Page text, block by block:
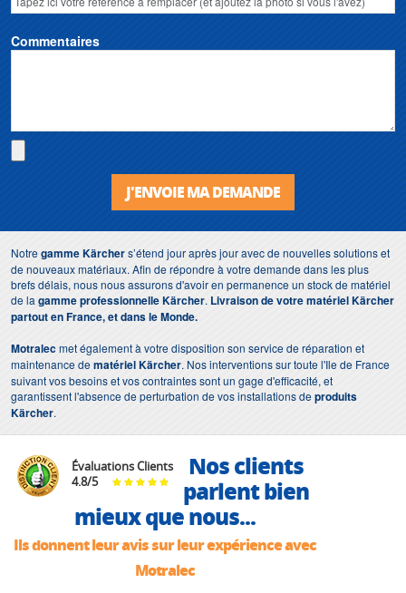
Commentaires
J'ENVOIE MA DEMANDE
Notregamme Kärchers’étend jour après jour avec de nouvelles solutions et
de nouveaux matériaux. Afin de répondre à votre demande dans les plus
brefs délais, nous nous assurons d'avoir en permanence un stock de matériel
de la gamme professionnelle Kärcher. Livraison de votre matériel Kärcher
partout en France, et dans le Monde.
Motralecmet également à votre disposition son service de réparation et
maintenance dematériel Kärcher. Nos interventions sur toute l'Ile de France
suivant vos besoins et vos contraintes sont un gage d'efficacité, et
garantissent l'absence de perturbation de vos installations deproduits
Kärcher.
Évaluations Clients
4.8/5
Nos clients
parlent bien
mieux que nous...
Ils donnent leur avis sur leur expérience avec
Motralec